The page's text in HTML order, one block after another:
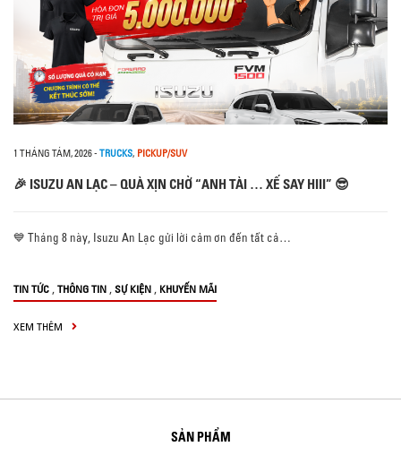
1 THÁNG TÁM, 2026- TRUCKS, PICKUP/SUV
🎉 ISUZU AN LẠC – QUÀ XỊN CHỜ “ANH TÀI … XẾ SAY HIII” 😎
💙 Tháng 8 này, Isuzu An Lạc gửi lời cảm ơn đến tất cả…
TIN TỨC , THÔNG TIN , SỰ KIỆN , KHUYẾN MÃI
XEM THÊM
SẢN PHẨM